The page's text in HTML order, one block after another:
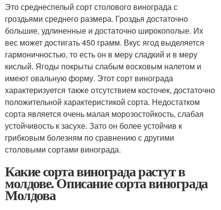
Это среднеспелый сорт столового винограда с
гроздьями среднего размера. Гроздья достаточно
большие, удлиненные и достаточно широкополые. Их
вес может достигать 450 грамм. Вкус ягод выделяется
гармоничностью, то есть он в меру сладкий и в меру
кислый. Ягоды покрыты слабым восковым налетом и
имеют овальную форму. Этот сорт винограда
характеризуется также отсутствием косточек, достаточно
положительной характеристикой сорта. Недостатком
сорта является очень малая морозостойкость, слабая
устойчивость к засухе. Зато он более устойчив к
грибковым болезням по сравнению с другими
столовыми сортами винограда.
Какие сорта винограда растут в
молдове. Описание сорта винограда
Молдова